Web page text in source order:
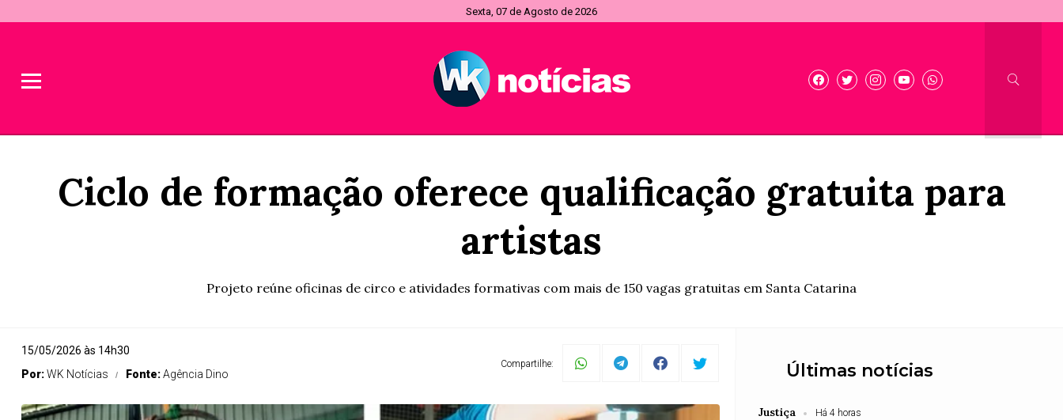
Sexta, 07 de Agosto de 2026
Ciclo de formação oferece qualificação gratuita para
artistas
Projeto reúne oficinas de circo e atividades formativas com mais de 150 vagas gratuitas em Santa Catarina
15/05/2026 às 14h30
Por:WK Notícias Fonte:Agência Dino
Compartilhe: Últimas notícias
Justiça Há 4 horas